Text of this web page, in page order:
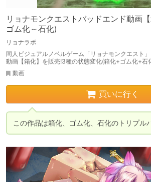
リョナモンクエストバッドエンド動画
ゴム化～石化)
リョナラボ
同人ビジュアルノベルゲーム「リョナモンクエスト
動画【箱化】を販売!3種の状態変化(箱化+ゴム化+石
動画
買いに行く
この作品は箱化、ゴム化、石化のトリプル